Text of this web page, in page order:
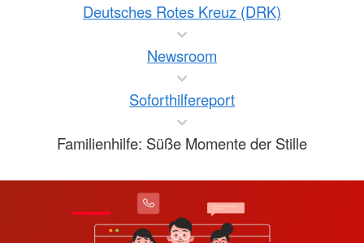
Deutsches Rotes Kreuz (DRK)
Newsroom
Soforthilfereport
Familienhilfe: Süße Momente der Stille